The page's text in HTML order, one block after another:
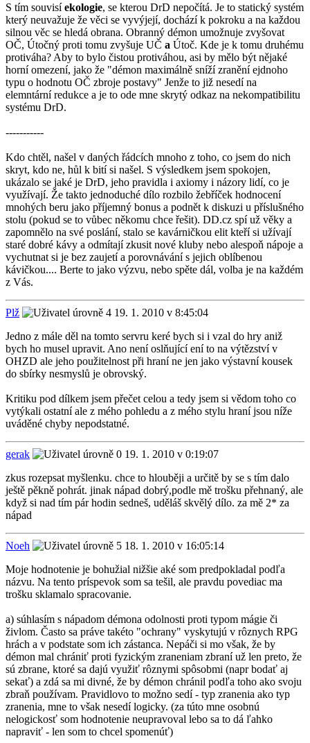
S tím souvisíekologie, se kterou DrD nepočítá. Je to statický systém
který neuvažuje že věci se vyvýjejí, dochází k pokroku a na každou
silnou věc se hledá obrana. Obranný démon umožnuje zvyšovat
OČ, Útočný proti tomu zvyšuje UČ a Útoč. Kde je k tomu druhému
protiváha? Aby to bylo čistou protiváhou, asi by mělo být nějaké
horní omezení, jako že "démon maximálně sníží zranění ejdnoho
typu o hodnotu OČ zbroje postavy" Jenže to již nesedí na
elemntární redukce a je to ode mne skrytý odkaz na nekompatibilitu
systému DrD.
-----------
Kdo chtěl, našel v daných řádcích mnoho z toho, co jsem do nich
skryt, kdo ne, hůl k bití si našel. S výsledkem jsem spokojen,
ukázalo se jaké je DrD, jeho pravidla i axiomy i názory lidí, co je
využívají. Že takto jednoduché dílo rozbilo žebříček hodnocení
mnohých beru jako příjemný bonus a podnět k diskuzi u příslušného
stolu (pokud se to vůbec někomu chce řešit). DD.cz spí už věky a
zapomnělo na své poslání, stalo se kavárničkou elit kteří si užívají
staré dobré kávy a odmítají zkusit nové kluby nebo alespoň nápoje a
vychutnat si je bez zaujetí a porovnávání s jejich oblíbenou
kávičkou.... Berte to jako výzvu, nebo spěte dál, volba je na každém
z Vás.
Plž
19. 1. 2010 v 8:45:04
Jedno z mále děl na tomto servru keré bych si i vzal do hry aniž
bych ho musel upravit. Ano není oslňující ení to na výtězství v
OHZD ale jeho použitelnost při hraní ne jen jako výstavní kousek
do sbírky nesmyslů je obrovský.
Kritiku pod dílkem jsem přečet celou a tedy jsem si vědom toho co
vytýkali ostatní ale z mého pohledu a z mého stylu hraní jsou níže
uváděné chyby nepodstatné.
gerak
19. 1. 2010 v 0:19:07
zkus rozepsat myšlenku. chce to hlouběji a určitě by se s tím dalo
ještě pěkně pohrát. jinak nápad dobrý,podle mě trošku přehnaný, ale
když si nad tím pár hodin sedneš, uděláš skvělý dílo. za mě 2* za
nápad
Noeh
18. 1. 2010 v 16:05:14
Moje hodnotenie je bohužial nižšie aké som predpokladal podľa
názvu. Na tento príspevok som sa tešil, ale pravdu povediac ma
trošku sklamalo spracovanie.
a) súhlasím s nápadom démona odolnosti proti typom mágie či
živlom. Často sa práve takéto "ochrany" vyskytujú v rôznych RPG
hrách a v podstate som ich zástanca. Nepáči si mo však, že by
démon mal chrániť proti fyzickým zraneniam zbraní už len preto, že
sú zbrane, ktoré sa dajú využiť rôznymi spôsobmi (napr bodať aj
sekať) a zdá sa mi divné, že by démon chránil podľa toho ako svoju
zbraň používam. Pravidlovo to možno sedí - typ zranenia ako typ
zranenia, mne to však nesedí logicky. (za túto mne osobnú
nelogickosť som hodnotenie neupravoval lebo sa to dá ľahko
napraviť - len som to chcel spomenúť)